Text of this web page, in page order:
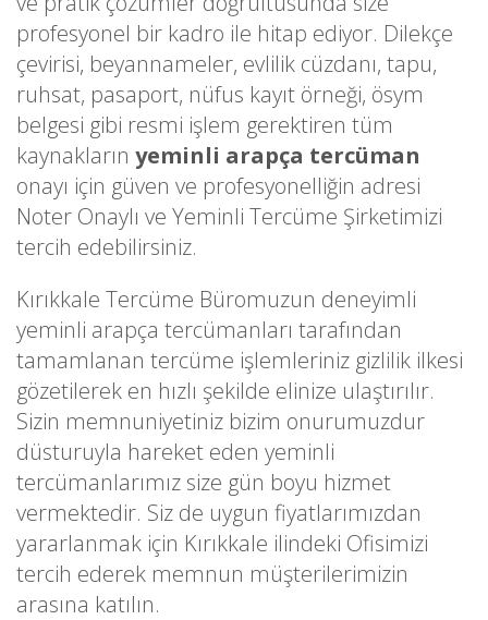
profesyonel bir kadro ile hitap ediyor. Dilekçe
çevirisi, beyannameler, evlilik cüzdanı, tapu,
ruhsat, pasaport, nüfus kayıt örneği, ösym
belgesi gibi resmi işlem gerektiren tüm
kaynakların yeminli arapça tercüman
onayı için güven ve profesyonelliğin adresi
Noter Onaylı ve Yeminli Tercüme Şirketimizi
tercih edebilirsiniz.
Kırıkkale Tercüme Büromuzun deneyimli
yeminli arapça tercümanları tarafından
tamamlanan tercüme işlemleriniz gizlilik ilkesi
gözetilerek en hızlı şekilde elinize ulaştırılır.
Sizin memnuniyetiniz bizim onurumuzdur
düsturuyla hareket eden yeminli
tercümanlarımız size gün boyu hizmet
vermektedir. Siz de uygun fiyatlarımızdan
yararlanmak için Kırıkkale ilindeki Ofisimizi
tercih ederek memnun müşterilerimizin
arasına katılın.